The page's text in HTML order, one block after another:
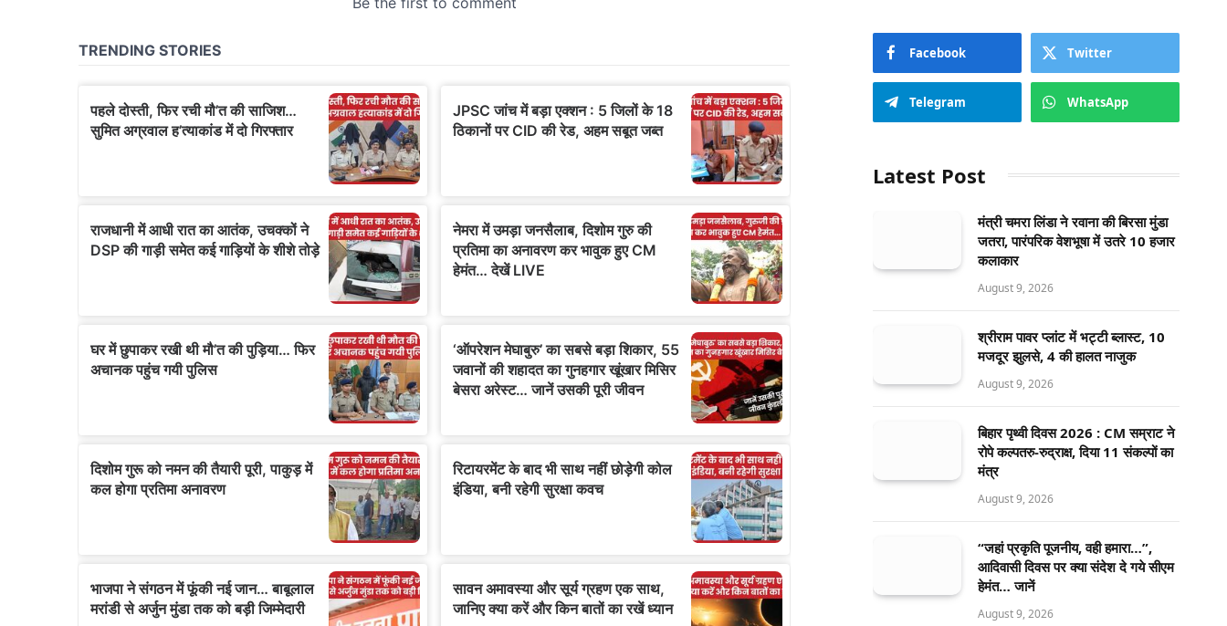
Facebook Twitter
Telegram WhatsApp
Latest Post
मंत्री चमरा लिंडा ने रवाना की बिरसा मुंडा
जतरा, पारंपरिक वेशभूषा में उतरे 10 हजार
कलाकार
August 9, 2026
श्रीराम पावर प्लांट में भट्टी ब्लास्ट, 10
मजदूर झुलसे, 4 की हालत नाजुक
August 9, 2026
बिहार पृथ्वी दिवस 2026 : CM सम्राट ने
रोपे कल्पतरु-रुद्राक्ष, दिया 11 संकल्पों का
मंत्र
August 9, 2026
“जहां प्रकृति पूजनीय, वही हमारा…”,
आदिवासी दिवस पर क्या संदेश दे गये सीएम
हेमंत… जानें
August 9, 2026